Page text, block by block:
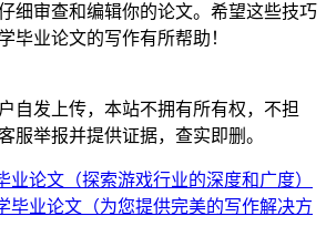
细审查和编辑你的论文。希望这些技巧
毕业论文的写作有所帮助！
自发上传，本站不拥有所有权，不担
服举报并提供证据，查实即删。
业论文（探索游戏行业的深度和广度）
毕业论文（为您提供完美的写作解决方